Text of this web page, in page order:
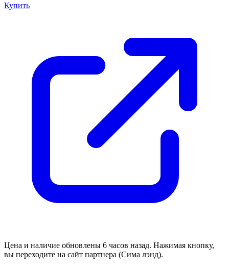
Купить
Цена и наличие обновлены 6 часов назад. Нажимая кнопку,
вы переходите на сайт партнера (Сима лэнд).